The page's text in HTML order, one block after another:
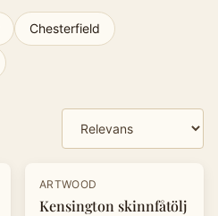
Chesterfield
-20%
ARTWOOD
Kensington skinnfåtölj